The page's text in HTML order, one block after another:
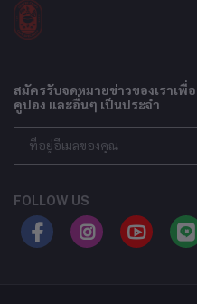
สมัครรับจดหมายข่าวของเราเพื่
คูปอง และอื่นๆ เป็นประจำ
FOLLOW US